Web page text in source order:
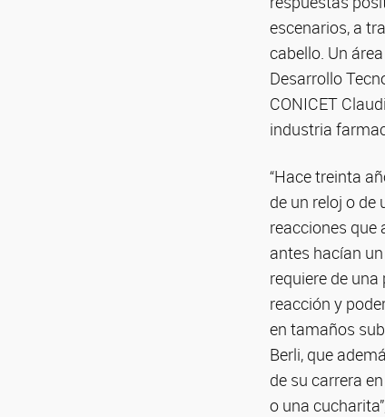
escenarios, a
cabello. Un
Desarrollo
CONICET
industria
“Hace treinta
de un reloj o
reacciones que
antes hacían
requiere de
reacción y
en tamaños
Berli, que
de su carrera
o una